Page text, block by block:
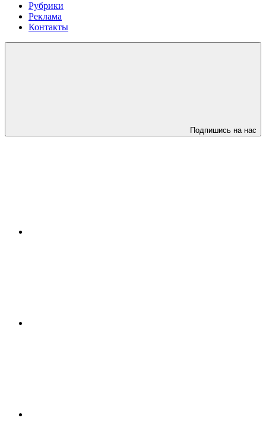
Рубрики
Реклама
Контакты
Подпишись на нас